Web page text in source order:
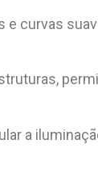
e curvas
a